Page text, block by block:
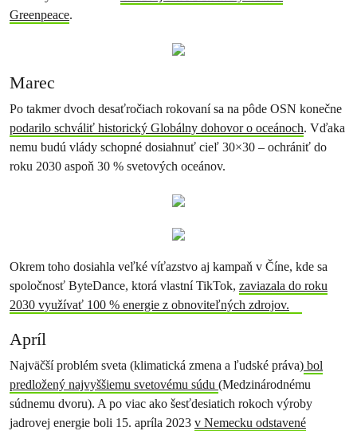
Greenpeace.
Marec
Po takmer dvoch desaťročiach rokovaní sa na pôde OSN konečne
podarilo schváliť historický Globálny dohovor o oceánoch. Vďaka
nemu budú vlády schopné dosiahnuť cieľ 30×30 – ochrániť do
roku 2030 aspoň 30 % svetových oceánov.
Okrem toho dosiahla veľké víťazstvo aj kampaň v Číne, kde sa
spoločnosť ByteDance, ktorá vlastní TikTok, zaviazala do roku
2030 využívať 100 % energie z obnoviteľných zdrojov.
Apríl
Najväčší problém sveta (klimatická zmena a ľudské práva) bol
predložený najvyššiemu svetovému súdu (Medzinárodnému
súdnemu dvoru). A po viac ako šesťdesiatich rokoch výroby
jadrovej energie boli 15. apríla 2023 v Nemecku odstavené